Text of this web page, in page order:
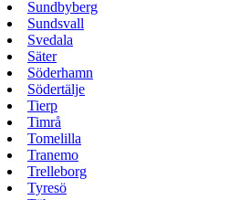
Sundbyberg
Sundsvall
Svedala
Säter
Söderhamn
Södertälje
Tierp
Timrå
Tomelilla
Tranemo
Trelleborg
Tyresö